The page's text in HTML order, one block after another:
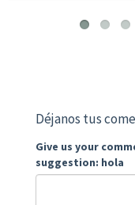
Déjanos tus
Give us your
suggestion: hola